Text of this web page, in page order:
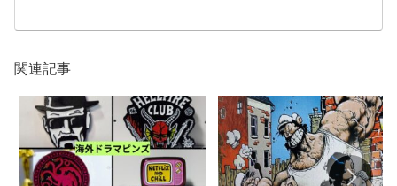
関連記事